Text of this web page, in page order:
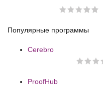
Популярные программы
Cerebro
ProofHub